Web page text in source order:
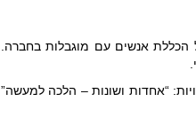
הכללת אנשים עם מוגבלות בחברה.
“אחדות ושונות – הלכה למעשה”